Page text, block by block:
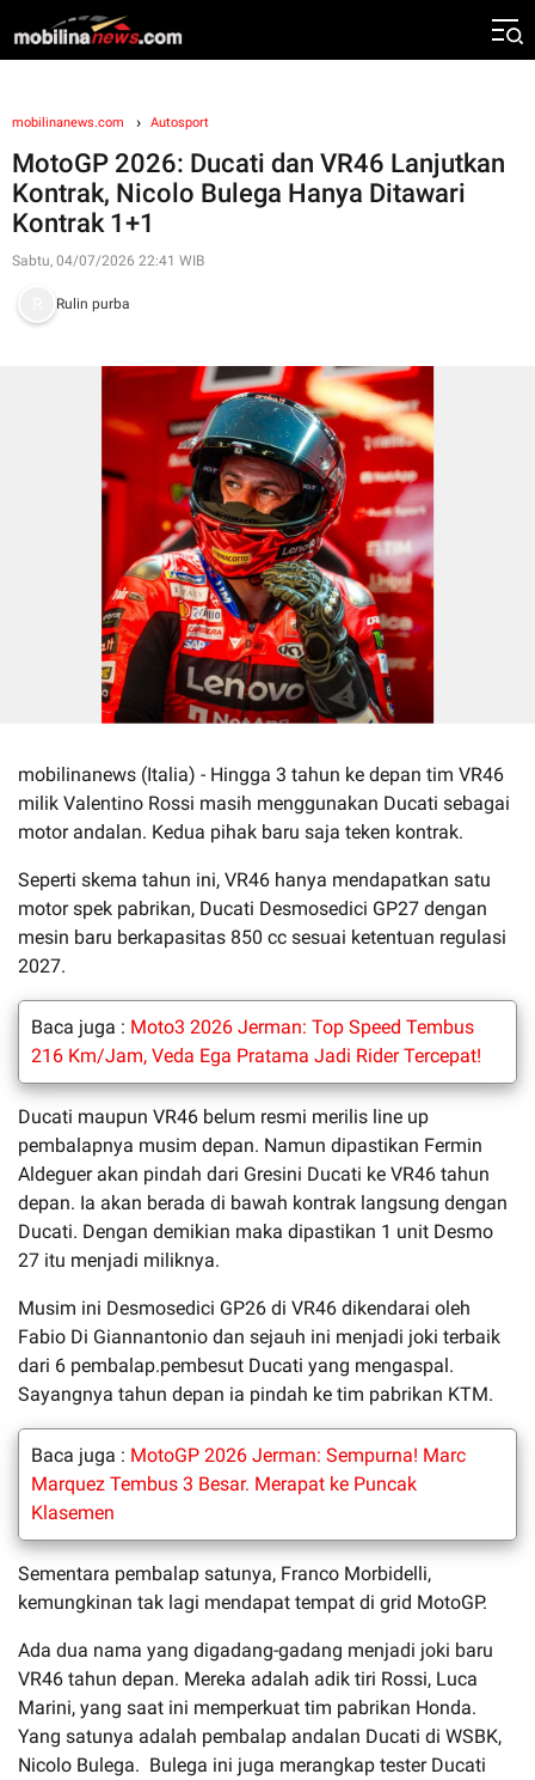
mobilinanews.com Autosport
MotoGP 2026: Ducati dan VR46 Lanjutkan
Kontrak, Nicolo Bulega Hanya Ditawari
Kontrak 1+1
Sabtu, 04/07/2026 22:41 WIB
Rulin purba
mobilinanews (Italia) - Hingga 3 tahun ke depan tim VR46
milik Valentino Rossi masih menggunakan Ducati sebagai
motor andalan. Kedua pihak baru saja teken kontrak.
Seperti skema tahun ini, VR46 hanya mendapatkan satu
motor spek pabrikan, Ducati Desmosedici GP27 dengan
mesin baru berkapasitas 850 cc sesuai ketentuan regulasi
2027.
Baca juga : Moto3 2026 Jerman: Top Speed Tembus
216 Km/Jam, Veda Ega Pratama Jadi Rider Tercepat!
Ducati maupun VR46 belum resmi merilis line up
pembalapnya musim depan. Namun dipastikan Fermin
Aldeguer akan pindah dari Gresini Ducati ke VR46 tahun
depan. Ia akan berada di bawah kontrak langsung dengan
Ducati. Dengan demikian maka dipastikan 1 unit Desmo
27 itu menjadi miliknya.
Musim ini Desmosedici GP26 di VR46 dikendarai oleh
Fabio Di Giannantonio dan sejauh ini menjadi joki terbaik
dari 6 pembalap.pembesut Ducati yang mengaspal.
Sayangnya tahun depan ia pindah ke tim pabrikan KTM.
Baca juga : MotoGP 2026 Jerman: Sempurna! Marc
Marquez Tembus 3 Besar. Merapat ke Puncak
Klasemen
Sementara pembalap satunya, Franco Morbidelli,
kemungkinan tak lagi mendapat tempat di grid MotoGP.
Ada dua nama yang digadang-gadang menjadi joki baru
VR46 tahun depan. Mereka adalah adik tiri Rossi, Luca
Marini, yang saat ini memperkuat tim pabrikan Honda.
Yang satunya adalah pembalap andalan Ducati di WSBK,
Nicolo Bulega. Bulega ini juga merangkap tester Ducati